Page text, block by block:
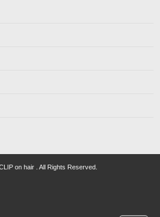
on hair . All Rights Reserved.